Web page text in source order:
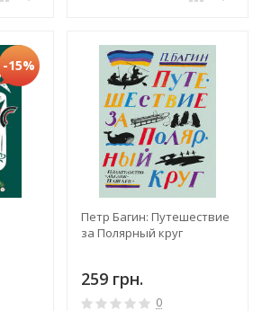
-15%
Петр Багин: Путешествие
за Полярный круг
259 грн.
0